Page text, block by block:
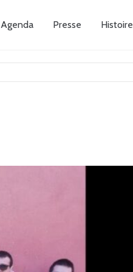
Agenda Presse Histoire